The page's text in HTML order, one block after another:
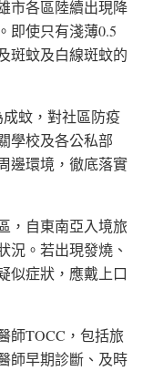
市各區陸續出現降
即使只有淺薄0.5
斑蚊及白線斑蚊的
蚊，對社區防疫
學校及各公私部
邊環境，徹底落實
，自東南亞入境旅
況。若出現發燒、
似症狀，應戴上口
師TOCC，包括旅
師早期診斷、及時